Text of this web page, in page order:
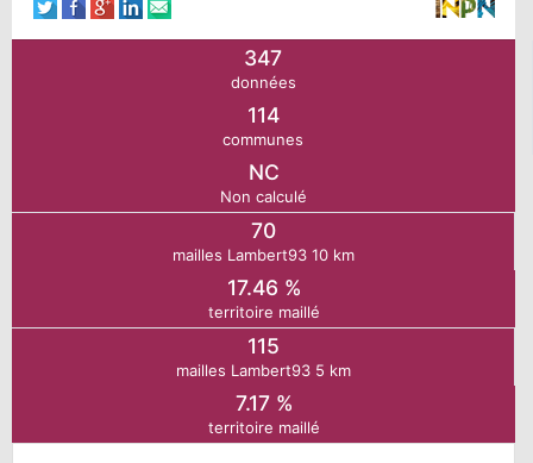
347
données
114
communes
NC
Non calculé
70
mailles Lambert93 10 km
17.46 %
territoire maillé
115
mailles Lambert93 5 km
7.17 %
territoire maillé